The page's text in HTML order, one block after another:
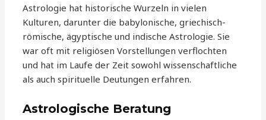
Astrologie hat historische Wurzeln in vielen
Kulturen, darunter die babylonische, griechisch-
römische, ägyptische und indische Astrologie. Sie
war oft mit religiösen Vorstellungen verflochten
und hat im Laufe der Zeit sowohl wissenschaftliche
als auch spirituelle Deutungen erfahren.
Astrologische Beratung